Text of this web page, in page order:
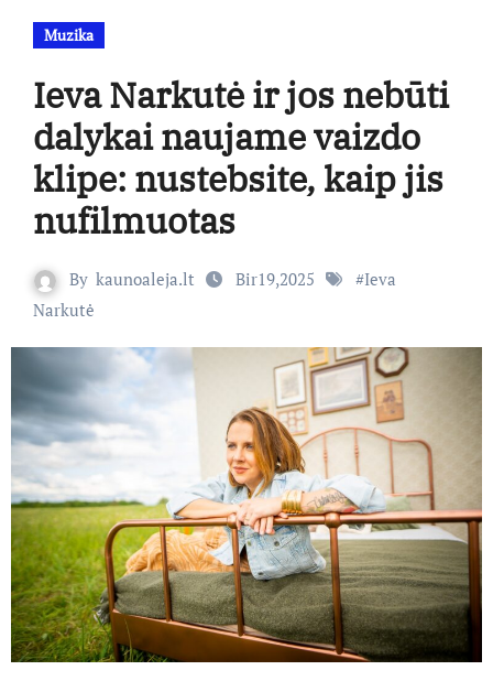
Muzika
Ieva Narkutė ir jos nebūti
dalykai naujame vaizdo
klipe: nustebsite, kaip jis
nufilmuotas
By kaunoaleja.lt Bir19,2025 #Ieva
Narkutė